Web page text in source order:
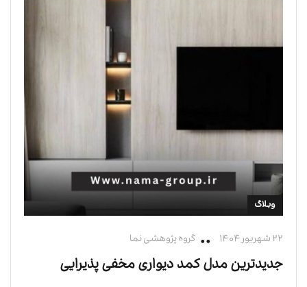
وبلاگ
۲۲ شهریور ۱۴۰۴ گروه پژوهشی نما
جدیدترین مدل کمد دیواری مخفی پذیرایی